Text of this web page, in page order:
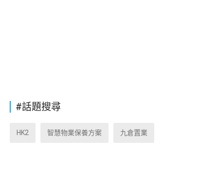
#話題搜尋
HK2 智慧物業保養方案 九倉置業